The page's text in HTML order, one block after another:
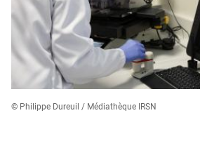
© Philippe Dureuil / Médiathèque IRSN